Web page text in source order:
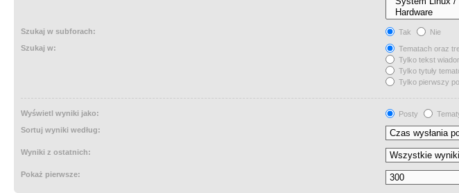
Szukaj w subforach: Tak
Nie
Szukaj w:
Tematach oraz
Tylko tekst
Tylko tytuły
Tylko pierwszy
Wyświetl wyniki jako: Posty
Sortuj wyniki według:
Wyniki z ostatnich:
Pokaż pierwsze: